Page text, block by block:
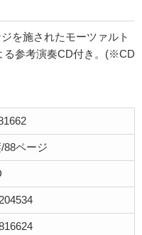
を施されたモーツァルト
る参考演奏CD付き。(※CD
88ページ